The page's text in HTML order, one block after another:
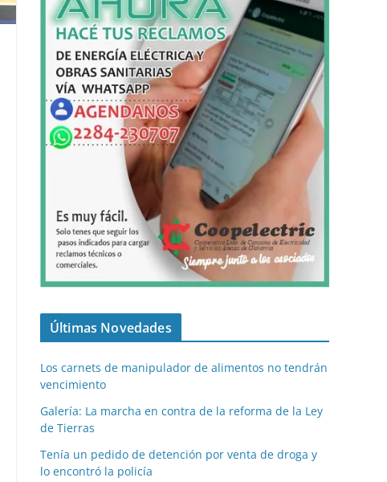
Últimas Novedades
Los carnets de manipulador de alimentos no tendrán
vencimiento
Galería: La marcha en contra de la reforma de la Ley
de Tierras
Tenía un pedido de detención por venta de droga y
lo encontró la policía